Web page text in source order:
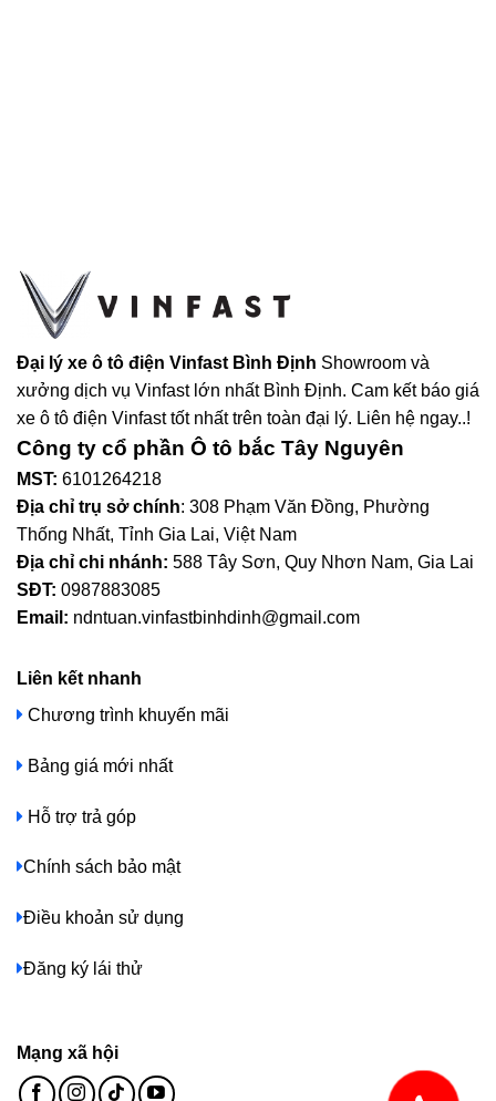
Đại lý xe ô tô điện Vinfast Bình Định Showroom và
xưởng dịch vụ Vinfast lớn nhất Bình Định. Cam kết báo giá
xe ô tô điện Vinfast tốt nhất trên toàn đại lý. Liên hệ ngay..!
Công ty cổ phần Ô tô bắc Tây Nguyên
MST: 6101264218
Địa chỉ trụ sở chính: 308 Phạm Văn Đồng, Phường
Thống Nhất, Tỉnh Gia Lai, Việt Nam
Địa chỉ chi nhánh: 588 Tây Sơn, Quy Nhơn Nam, Gia Lai
SĐT: 0987883085
Email: ndntuan.vinfastbinhdinh@gmail.com
Liên kết nhanh
Chương trình khuyến mãi
Bảng giá mới nhất
Hỗ trợ trả góp
Chính sách bảo mật
Điều khoản sử dụng
Đăng ký lái thử
Mạng xã hội